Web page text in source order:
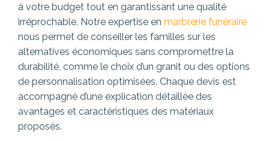
à votre budget tout en garantissant une qualité
irréprochable. Notre expertise en marbrerie funéraire
nous permet de conseiller les familles sur les
alternatives économiques sans compromettre la
durabilité, comme le choix d’un granit ou des options
de personnalisation optimisées. Chaque devis est
accompagné d’une explication détaillée des
avantages et caractéristiques des matériaux
proposés.